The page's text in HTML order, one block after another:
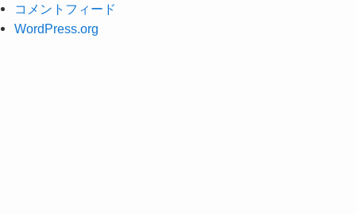
コメントフィード
WordPress.org